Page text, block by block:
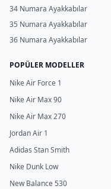
34 Numara Ayakkabılar
35 Numara Ayakkabılar
36 Numara Ayakkabılar
POPÜLER MODELLER
Nike Air Force 1
Nike Air Max 90
Nike Air Max 270
Jordan Air 1
Adidas Stan Smith
Nike Dunk Low
New Balance 530